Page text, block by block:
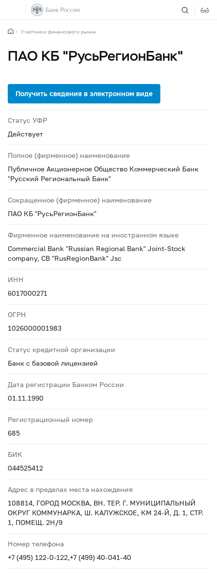
Участники финансового рынка
ПАО КБ "РусьРегионБанк"
Статус УФР
Действует
Полное (фирменное) наименование
Публичное Акционерное Общество Коммерческий Банк
"Русский Региональный Банк"
Сокращенное (фирменное) наименование
ПАО КБ "РусьРегионБанк"
Фирменное наименование на иностранном языке
Commercial Bank "Russian Regional Bank" Joint-Stock
company, CB "RusRegionBank" Jsc
ИНН
6017000271
ОГРН
1026000001983
Статус кредитной организации
Банк с базовой лицензией
Дата регистрации Банком России
01.11.1990
Регистрационный номер
685
БИК
044525412
Адрес в пределах места нахождения
108814, ГОРОД МОСКВА, ВН. ТЕР. Г. МУНИЦИПАЛЬНЫЙ
ОКРУГ КОММУНАРКА, Ш. КАЛУЖСКОЕ, КМ 24-Й, Д. 1, СТР.
1, ПОМЕЩ. 2Н/9
Номер телефона
+7 (495) 122-0-122,+7 (499) 40-041-40